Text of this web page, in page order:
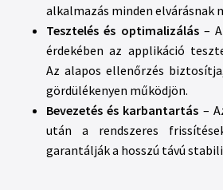
alkalmazás minden elvárásnak
Tesztelés és optimalizálás– A
érdekében az applikáció
Az alapos ellenőrzés
gördülékenyen működjön.
Bevezetés és karbantartás –
után a rendszeres
garantálják a hosszú távú